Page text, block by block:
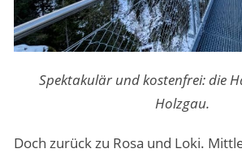
Spektakulär und kostenfrei: die
Holzgau.
Doch zurück zu Rosa und Loki.